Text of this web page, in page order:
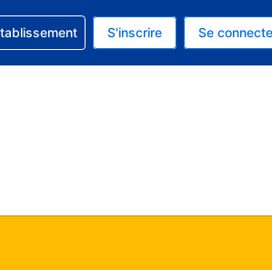
actuelle est celle-ci : Dollar
langue actuelle est celle-ci :
concernant votre réservation
S'inscrire Se